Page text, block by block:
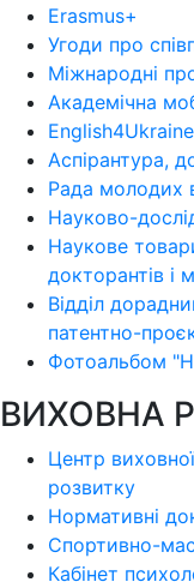
Erasmus+
Угоди про
Міжнародні
Академічна
English4Ukraine
Аспірантура,
Рада молодих
Науково-
Наукове
докторантів і
Відділ
патентно-
Фотоальбом
ВИХОВНА
Центр
розвитку
Нормативні
Спортивно-
Кабінет